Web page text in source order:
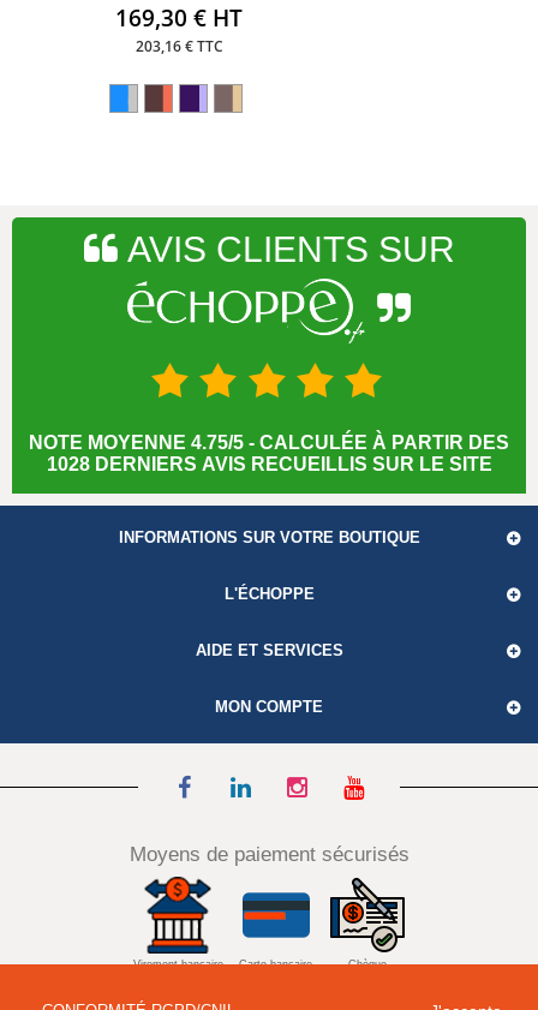
169,30 € HT
203,16 € TTC
NOTE MOYENNE 4.75/5 - CALCULÉE À PARTIR DES
1028 DERNIERS AVIS RECUEILLIS SUR LE SITE
INFORMATIONS SUR VOTRE BOUTIQUE
L'ÉCHOPPE
AIDE ET SERVICES
MON COMPTE
Moyens de paiement sécurisés
Virement bancaire Carte bancaire Chèque